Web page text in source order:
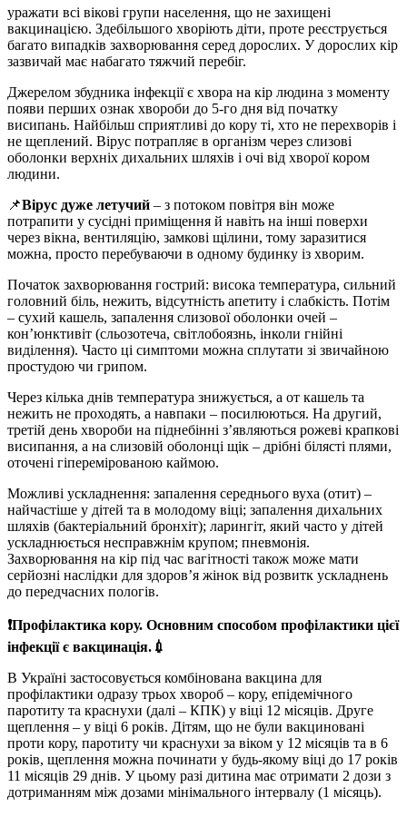
уражати всі вікові групи населення, що не захищені
вакцинацією. Здебільшого хворіють діти, проте реєструється
багато випадків захворювання серед дорослих. У дорослих кір
зазвичай має набагато тяжчий перебіг.
Джерелом збудника інфекції є хвора на кір людина з моменту
появи перших ознак хвороби до 5-го дня від початку
висипань. Найбільш сприятливі до кору ті, хто не перехворів і
не щеплений. Вірус потрапляє в організм через слизові
оболонки верхніх дихальних шляхів і очі від хворої кором
людини.
📌Вірус дуже летучий – з потоком повітря він може
потрапити у сусідні приміщення й навіть на інші поверхи
через вікна, вентиляцію, замкові щілини, тому заразитися
можна, просто перебуваючи в одному будинку із хворим.
Початок захворювання гострий: висока температура, сильний
головний біль, нежить, відсутність апетиту і слабкість. Потім
– сухий кашель, запалення слизової оболонки очей –
кон’юнктивіт (сльозотеча, світлобоязнь, інколи гнійні
виділення). Часто ці симптоми можна сплутати зі звичайною
простудою чи грипом.
Через кілька днів температура знижується, а от кашель та
нежить не проходять, а навпаки – посилюються. На другий,
третій день хвороби на піднебінні з’являються рожеві крапкові
висипання, а на слизовій оболонці щік – дрібні білясті плями,
оточені гіперемірованою каймою.
Можливі ускладнення: запалення середнього вуха (отит) –
найчастіше у дітей та в молодому віці; запалення дихальних
шляхів (бактеріальний бронхіт); ларингіт, який часто у дітей
ускладнюється несправжнім крупом; пневмонія.
Захворювання на кір під час вагітності також може мати
серйозні наслідки для здоров’я жінок від розвитк ускладнень
до передчасних пологів.
❗️Профілактика кору. Основним способом профілактики цієї
інфекції є вакцинація.💉
В Україні застосовується комбінована вакцина для
профілактики одразу трьох хвороб – кору, епідемічного
паротиту та краснухи (далі – КПК) у віці 12 місяців. Друге
щеплення – у віці 6 років. Дітям, що не були вакциновані
проти кору, паротиту чи краснухи за віком у 12 місяців та в 6
років, щеплення можна починати у будь-якому віці до 17 років
11 місяців 29 днів. У цьому разі дитина має отримати 2 дози з
дотриманням між дозами мінімального інтервалу (1 місяць).